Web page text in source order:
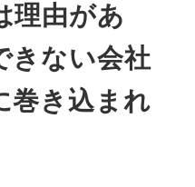
理由があ
ない会社
巻き込まれ